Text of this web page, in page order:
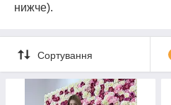
нижче).
Сортування